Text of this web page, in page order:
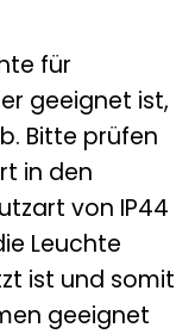
für
geeignet ist,
Bitte prüfen
in den
von IP44
Leuchte
ist und somit
geeignet